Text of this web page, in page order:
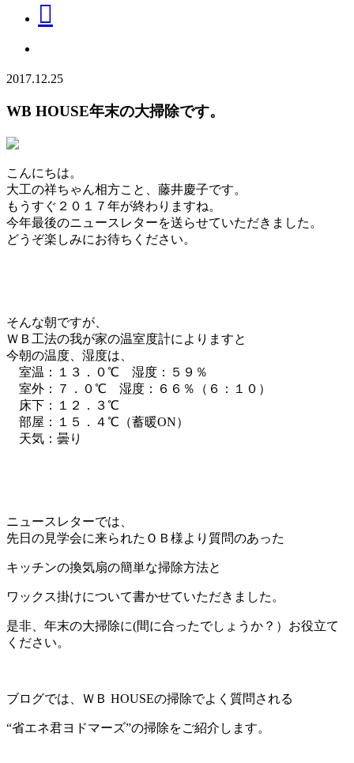
2017.12.25
WB HOUSE年末の大掃除です。
こんにちは。
大工の祥ちゃん相方こと、藤井慶子です。
もうすぐ２０１７年が終わりますね。
今年最後のニュースレターを送らせていただきました。
どうぞ楽しみにお待ちください。
そんな朝ですが、
ＷＢ工法の我が家の温室度計によりますと
今朝の温度、湿度は、
室温：１３．０℃ 湿度：５９％
室外：７．０℃ 湿度：６６％（６：１０）
床下：１２．３℃
部屋：１５．４℃（蓄暖ON）
天気：曇り
ニュースレターでは、
先日の見学会に来られたＯＢ様より質問のあった
キッチンの換気扇の簡単な掃除方法と
ワックス掛けについて書かせていただきました。
是非、年末の大掃除に(間に合ったでしょうか？）お役立て
ください。
ブログでは、ＷＢ HOUSEの掃除でよく質問される
“省エネ君ヨドマーズ”の掃除をご紹介します。